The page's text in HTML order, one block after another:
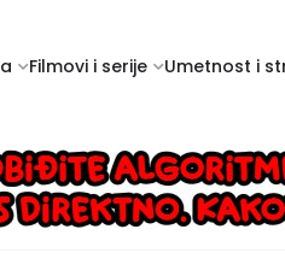
Filmovi i serije Umetnost i